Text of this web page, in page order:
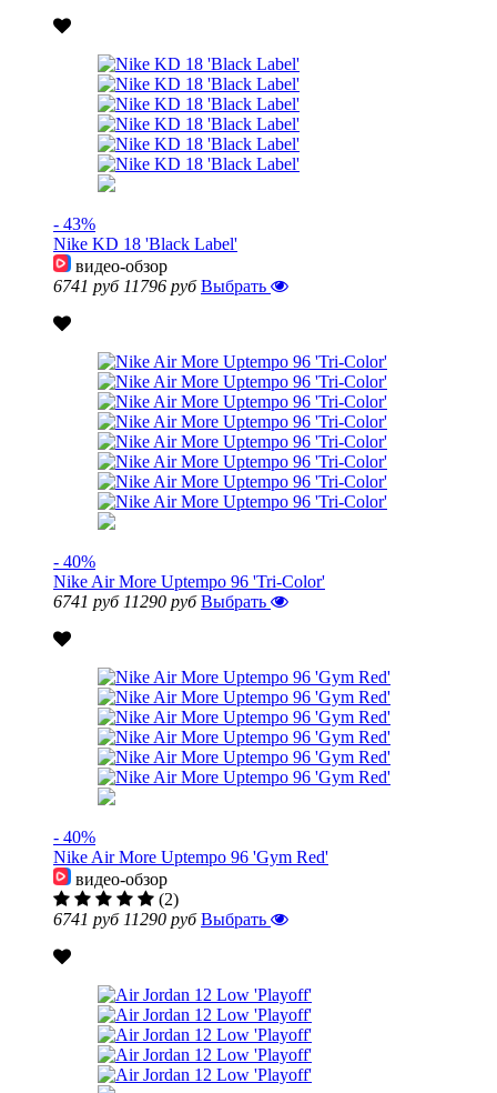
- 43%
Nike KD 18 'Black Label'
видео-обзор
6741 руб 11796 руб Выбрать
- 40%
Nike Air More Uptempo 96 'Tri-Color'
6741 руб 11290 руб Выбрать
- 40%
Nike Air More Uptempo 96 'Gym Red'
видео-обзор
(2)
6741 руб 11290 руб Выбрать